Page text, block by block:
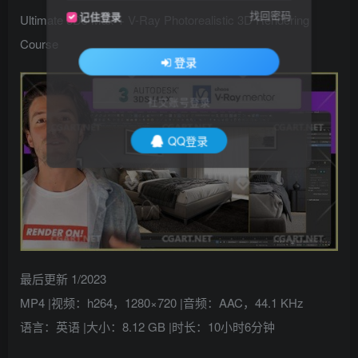
Ultimate 3Ds Max + V-Ray Photorealistic 3D Rendering
Course
最后更新 1/2023
MP4 |视频：h264，1280×720 |音频：AAC，44.1 KHz
语言：英语 |大小：8.12 GB |时长：10小时6分钟
记住登录 找回密码
登录
社交账号登录
QQ登录